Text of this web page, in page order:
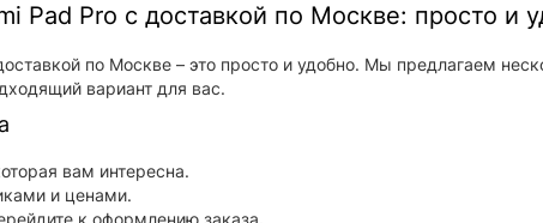
Pad Pro с доставкой по Москве: просто и
по Москве – это просто и удобно. Мы предлагаем
вариант для вас.
вам интересна.
и ценами.
к оформлению заказа.